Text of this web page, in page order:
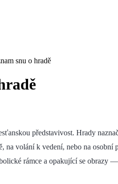
snu o hradě
představivost. Hrady
na volání k vedení, nebo na
rámce a opakující se obrazy